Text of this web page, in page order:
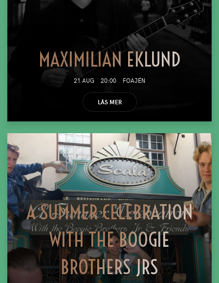
MAXIMILIAN EKLUND
21 AUG 20:00 FOAJÉN
LÄS MER
A SUMMER CELEBRATION
WITH THE BOOGIE
BROTHERS JRS